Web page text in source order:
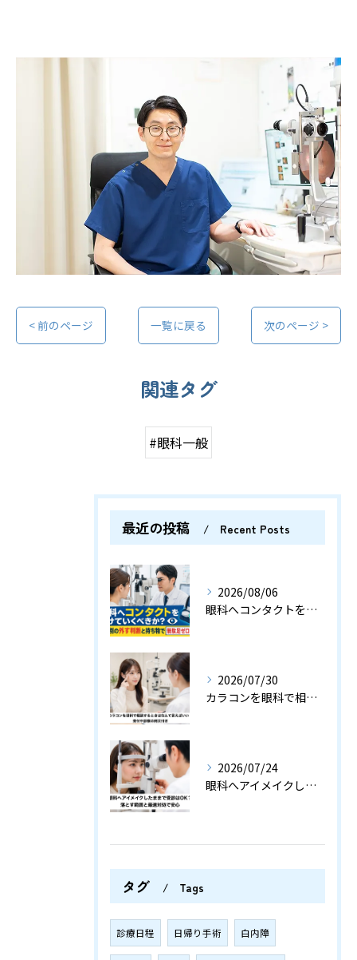
< 前のページ 一覧に戻る 次のページ >
関連タグ
#眼科一般
最近の投稿 Recent Posts
2026/08/06
眼科へコンタクトをつけていくべきか？検査別の外す判断と持ち物で無駄足ゼロの指南
2026/07/30
カラコンを眼科で相談するときはなんて言えばいい？受付や診察の例文付き
2026/07/24
眼科へアイメイクしたままで受診はOK？落とす範囲と最速対処で安心
タグ Tags
診療日程 日帰り手術 白内障